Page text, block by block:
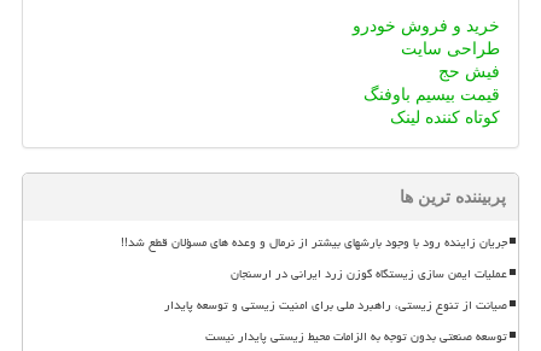
خرید و فروش خودرو
طراحی سایت
فیش حج
قیمت بیسیم باوفنگ
کوتاه کننده لینک
پربیننده ترین ها
جریان زاینده رود با وجود بارشهای بیشتر از نرمال و وعده های مسؤلان قطع شد!!
عملیات ایمن سازی زیستگاه گوزن زرد ایرانی در ارسنجان
صیانت از تنوع زیستی، راهبرد ملی برای امنیت زیستی و توسعه پایدار
توسعه صنعتی بدون توجه به الزامات محیط زیستی پایدار نیست